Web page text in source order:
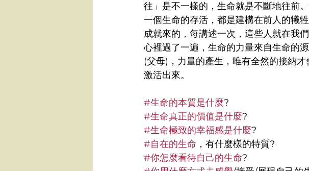
往」是不一樣的，生命就是不斷地往前
一個生命的存活，都是建構在前人的犧
成就來的，每講述一次，這些人就在我
心裡過了一遍，生命的力量來自生命的
(父母)，力量的產生，唯有全然的接納才
激活出來。
#生命的本質是什麼?
#生命真正的價值是什麼?
#生命極致的幸福感是什麼?
#自在的生命 ，有什麼樣的特質?
#你怎麼看待自己的生命?